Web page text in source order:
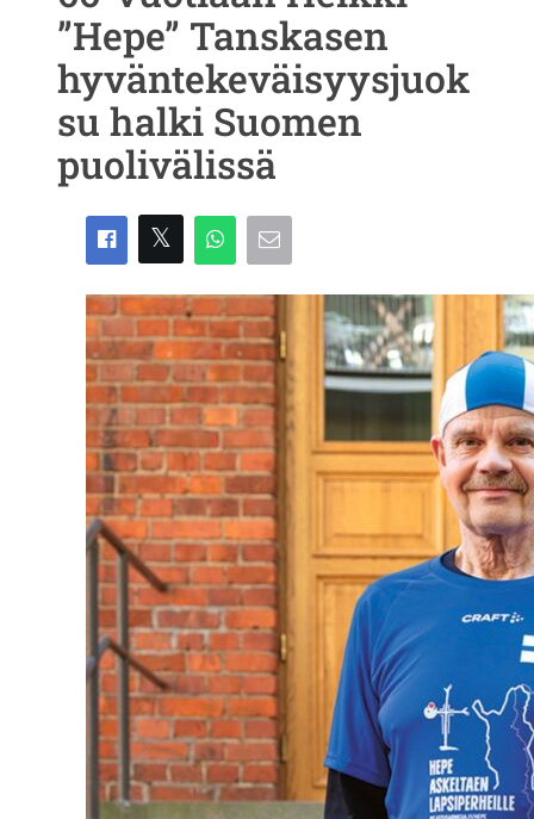
”Hepe” Tanskasen
hyväntekeväisyysjuok
su halki Suomen
puolivälissä